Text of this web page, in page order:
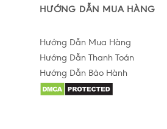
HƯỚNG DẪN MUA HÀNG
Hướng Dẫn Mua Hàng
Hướng Dẫn Thanh Toán
Hướng Dẫn Bảo Hành